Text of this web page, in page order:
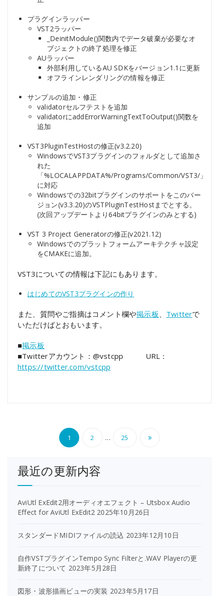
プラグインラッパー
VST2ラッパー
_DeinitModule()関数内でデータ破棄が必要なオ
ブジェクトの終了処理を修正
AUラッパー
外部利用しているAU SDKをバージョン1.1に更新
オフラインレンダリングの情報を修正
サンプルの追加・修正
validatorセルフテストを追加
validatorにaddErrorWarningTextToOutput()関数を
追加
VST3PluginTestHostの修正(v3.2.20)
WindowsでVST3プラグインのフォルダとして追加さ
れた
「%LOCALAPPDATA%/Programs/Common/VST3/」
に対応
Windowsでの32bitプラグインのサポートをこのバー
ジョン(v3.3.20)のVSTPluginTestHostまでとする。
(次回アップデートより64bitプラグインのみとする)
VST 3 Project Generatorの修正(v2021.12)
Windowsでのプラットフォームアーキテクチャ設定
をCMAKEに追加。
VST3についての情報は下記にもあります。
はじめてのVST3プラグインの作り
また、質問やご指摘はコメント欄や掲示板 Twitterで
いただけばとおもいます。
■掲示板
■Twitterアカウント：@vstcpp URL：
https://twitter.com/vstcpp
投
稿
の
ー
ジ
り
1 2 … 25
最近の更新内容
AviUtl ExEdit2用オーディオエフェクト – Utsbox Audio
Effect for AviUtl ExEdit2 2025年10月26日
スタンダードMIDIファイルの読込 2023年12月10日
自作VSTプラグインTempo Sync Filterと.WAV Playerの更
新終了について 2023年5月28日
図形・波形描画ビューの実装 2023年5月17日